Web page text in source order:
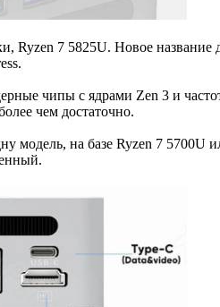
Ryzen 7 5825U. Новое
чипы с ядрами Zen 3 и
чем достаточно.
модель, на базе Ryzen 7